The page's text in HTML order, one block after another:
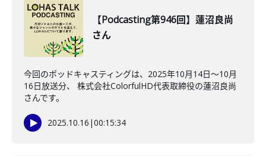
【Podcasting第946回】蓮沼良尚
さん
今回のポッドキャスティングは、2025年10月14日〜10月
16日放送分、 株式会社ColorfulHD代表取締役の蓮沼良尚
さんです。
2025.10.16 |00:15:34